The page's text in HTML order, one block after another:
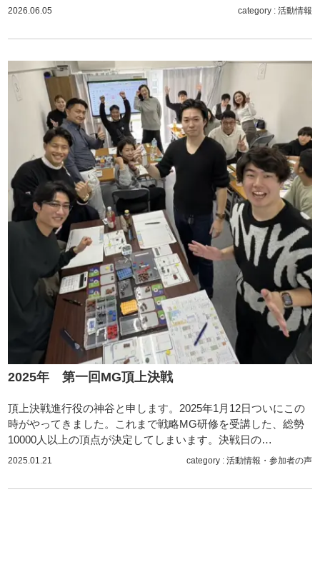
2026.06.05 category : 活動情報
2025年 第一回MG頂上決戦
頂上決戦進行役の神谷と申します。2025年1月12日ついにこの
時がやってきました。これまで戦略MG研修を受講した、総勢
10000人以上の頂点が決定してしまいます。決戦日の…
2025.01.21 category : 活動情報 ・ 参加者の声